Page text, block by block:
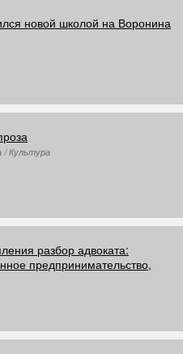
новой школой на Воронина
/ Культура
разбор адвоката:
предпринимательство,